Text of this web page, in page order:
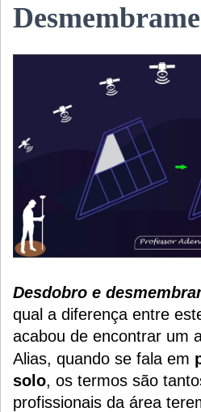
Desdobro e
qual a diferença entre
acabou de encontrar um
Alias, quando se fala em
solo, os termos são
profissionais da área